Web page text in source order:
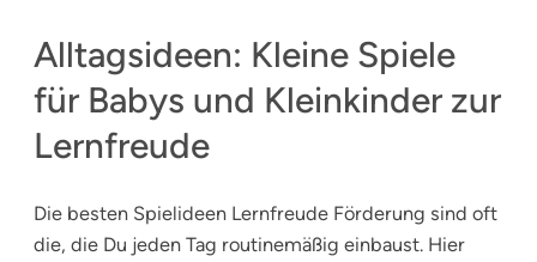
Alltagsideen: Kleine Spiele
für Babys und Kleinkinder zur
Lernfreude
Die besten Spielideen Lernfreude Förderung sind oft
die, die Du jeden Tag routinemäßig einbaust. Hier